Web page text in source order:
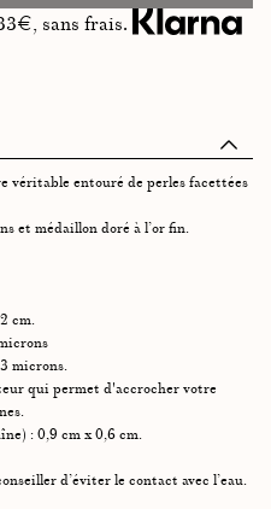
€, sans frais.
véritable entouré de perles facettées
et médaillon doré à l’or fin.
cm.
microns.
qui permet d'accrocher votre
: 0,9 cm x 0,6 cm.
d’éviter le contact avec l’eau.